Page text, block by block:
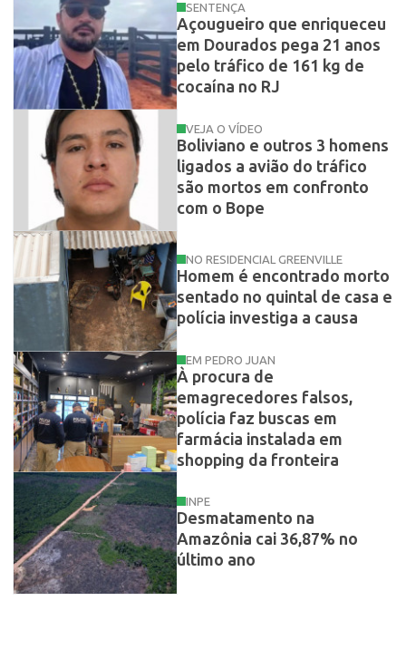
SENTENÇA
Açougueiro que enriqueceu
em Dourados pega 21 anos
pelo tráfico de 161 kg de
cocaína no RJ
VEJA O VÍDEO
Boliviano e outros 3 homens
ligados a avião do tráfico
são mortos em confronto
com o Bope
NO RESIDENCIAL GREENVILLE
Homem é encontrado morto
sentado no quintal de casa e
polícia investiga a causa
EM PEDRO JUAN
À procura de
emagrecedores falsos,
polícia faz buscas em
farmácia instalada em
shopping da fronteira
INPE
Desmatamento na
Amazônia cai 36,87% no
último ano